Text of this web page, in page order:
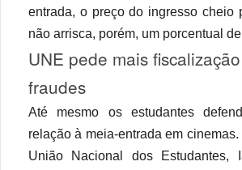
entrada, o preço do ingresso cheio
não arrisca, porém, um porcentual
UNE pede mais
fraudes
Até mesmo os estudantes
relação à meia-entrada em
União Nacional dos Estudantes,